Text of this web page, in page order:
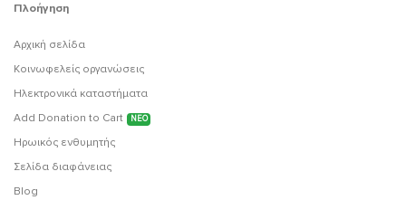
Πλοήγηση
Αρχική σελίδα
Κοινωφελείς οργανώσεις
Ηλεκτρονικά καταστήματα
Add Donation to Cart
ΝΕΟ
Ηρωικός ενθυμητής
Σελίδα διαφάνειας
Blog